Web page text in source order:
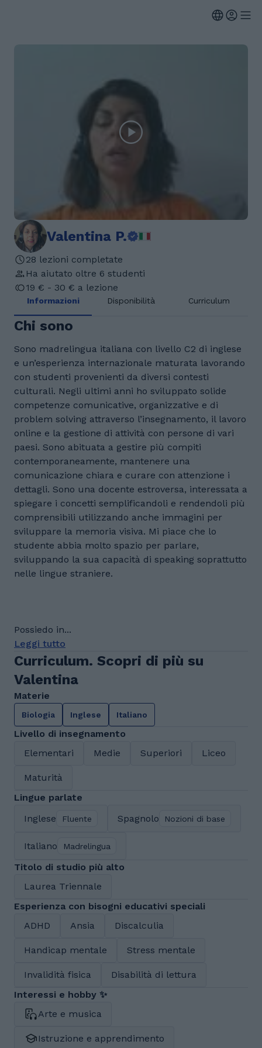
Valentina P.
28 lezioni completate
Ha aiutato oltre 6 studenti
19 € - 30 € a lezione
Informazioni Disponibilità Curriculum
Chi sono
Sono madrelingua italiana con livello C2 di inglese
e un’esperienza internazionale maturata lavorando
con studenti provenienti da diversi contesti
culturali. Negli ultimi anni ho sviluppato solide
competenze comunicative, organizzative e di
problem solving attraverso l’insegnamento, il lavoro
online e la gestione di attività con persone di vari
paesi. Sono abituata a gestire più compiti
contemporaneamente, mantenere una
comunicazione chiara e curare con attenzione i
dettagli. Sono una docente estroversa, interessata a
spiegare i concetti semplificandoli e rendendoli più
comprensibili utilizzando anche immagini per
sviluppare la memoria visiva. Mi piace che lo
studente abbia molto spazio per parlare,
sviluppando la sua capacità di speaking soprattutto
nelle lingue straniere.
Possiedo in...
Leggi tutto
Curriculum. Scopri di più su
Valentina
Materie
Biologia Inglese Italiano
Livello di insegnamento
Elementari
Medie Superiori Liceo
Maturità
Lingue parlate
Inglese
Fluente Spagnolo Nozioni di base
Italiano Madrelingua
Titolo di studio più alto
Laurea Triennale
Esperienza con bisogni educativi speciali
ADHD
Ansia Discalculia
Handicap mentale Stress mentale
Invalidità fisica
Disabilità di lettura
Interessi e hobby ✨
Arte e musica
Istruzione e apprendimento